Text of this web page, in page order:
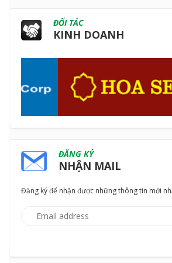
ĐỐI TÁC
KINH DOANH
ĐĂNG KÝ
NHẬN MAIL
Đăng ký để nhận được những thông tin mới